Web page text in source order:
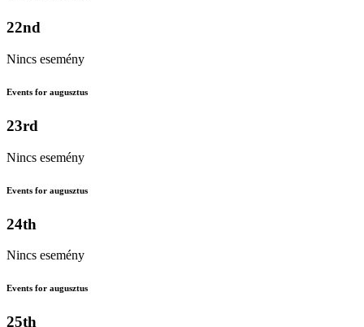
22nd
Nincs esemény
Events for augusztus
23rd
Nincs esemény
Events for augusztus
24th
Nincs esemény
Events for augusztus
25th